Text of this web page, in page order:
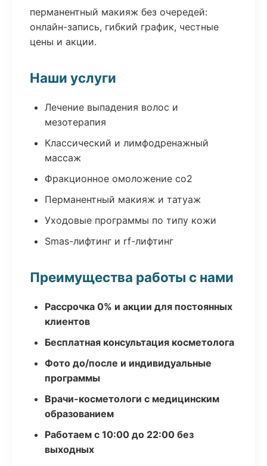
перманентный макияж без очередей:
онлайн-запись, гибкий график, честные
цены и акции.
Наши услуги
Лечение выпадения волос и
мезотерапия
Классический и лимфодренажный
массаж
Фракционное омоложение co2
Перманентный макияж и татуаж
Уходовые программы по типу кожи
Smas-лифтинг и rf-лифтинг
Преимущества работы с нами
Рассрочка 0% и акции для постоянных
клиентов
Бесплатная консультация косметолога
Фото до/после и индивидуальные
программы
Врачи-косметологи с медицинским
образованием
Работаем с 10:00 до 22:00 без
выходных